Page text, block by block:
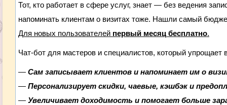
Тот, кто работает в сфере услуг, знает — без ведения
напоминать клиентам о визитах тоже. Нашли самый
Для новых пользователей первый месяц бесплатно.
Чат-бот для мастеров и специалистов, который упрощает
— Сам записывает клиентов и напоминает им о
— Персонализирует скидки, чаевые, кэшбэк и
— Увеличивает доходимость и помогает больше